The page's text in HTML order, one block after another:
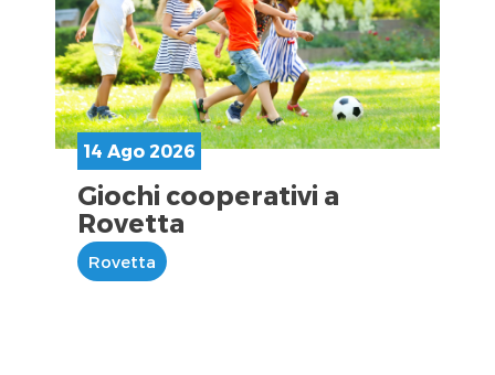
14 Ago 2026
Giochi cooperativi a
Rovetta
Rovetta